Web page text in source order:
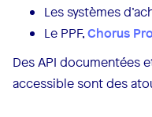
Les systèmes
Le PPF,Chorus
Des API documentées
accessible sont des